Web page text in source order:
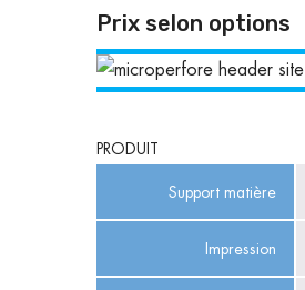
Prix selon options
PRODUIT
Support matière
Impression